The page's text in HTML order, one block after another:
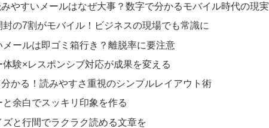
やすいメールはなぜ大事？数字で分かるモバイル時代の現実
封の7割がモバイル！ビジネスの現場でも常識に
メールは即ゴミ箱行き？離脱率に要注意
体験×レスポンシブ対応が成果を変える
かる！読みやすさ重視のシンプルレイアウト術
と余白でスッキリ印象を作る
ズと行間でラクラク読める文章を